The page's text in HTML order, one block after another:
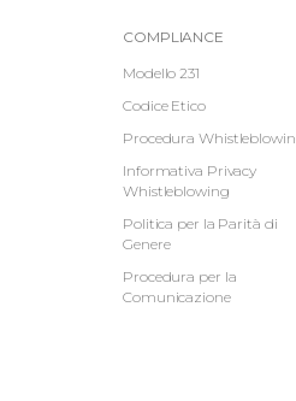
Footer
2
COMPLIANCE
Modello 231
Codice Etico
Procedura
Informativa Privacy
Whistleblowing
Politica per la Parità di
Genere
Procedura per la
Comunicazione